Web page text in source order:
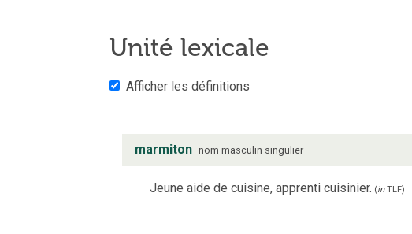
Unité lexicale
Afficher les définitions
marmiton nom masculin singulier
Jeune aide de cuisine, apprenti cuisinier. (inTLF)